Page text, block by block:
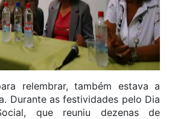
relembrar, também estava a
Durante as festividades pelo Dia
que reuniu dezenas de